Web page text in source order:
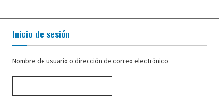
Inicio de sesión
Nombre de usuario o dirección de correo electrónico